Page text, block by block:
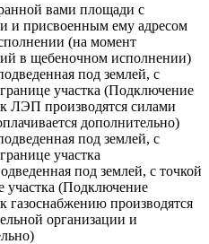
вами площади с
и присвоенным ему адресом
(на момент
в щебеночном исполнении)
под землей, с
участка (Подключение
к ЛЭП производятся силами
дополнительно)
под землей, с
участка
под землей, с точкой
участка (Подключение
газоснабжению производятся
организации и